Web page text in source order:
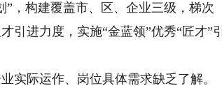
构建覆盖市、区、企业三级，梯次
进力度，实施“金蓝领”优秀“匠才”引
际运作、岗位具体需求缺乏了解。